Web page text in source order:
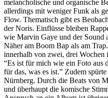
melancholische und organische
allerdings mit weniger Funk als
Flow. Thematisch gibt es
der Noris. Einflüsse bleiben
wie Marvin Gaye und der Sound
Näher am Boom Bap als am
innerhalb von zwei, drei Wochen
“Es ist für mich wie ein Foto aus
für das, was es ist.” Zudem
Nürnberg. Durch die Beats von
und überhaupt die komische